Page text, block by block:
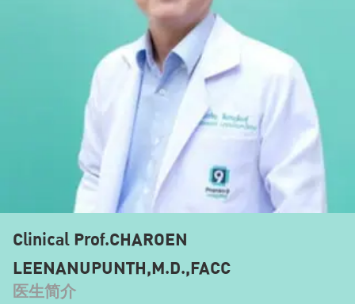
Clinical Prof.CHAROEN
LEENANUPUNTH,M.D.,FACC
医生简介